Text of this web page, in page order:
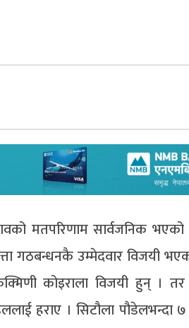
मतपरिणाम सार्वजनिक
गठबन्धनकै उम्मेदवार विजयी
कोइराला विजयी हुन् ।
हराए । सिटौला पौडेलभन्दा